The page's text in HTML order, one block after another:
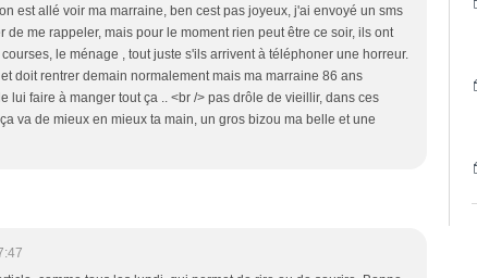
est allé voir ma marraine, ben cest pas joyeux, j'ai envoyé un sms
de me rappeler, mais pour le moment rien peut être ce soir, ils ont
le ménage , tout juste s'ils arrivent à téléphoner une horreur.
doit rentrer demain normalement mais ma marraine 86 ans
lui faire à manger tout ça .. <br /> pas drôle de vieillir, dans ces
va de mieux en mieux ta main, un gros bizou ma belle et une